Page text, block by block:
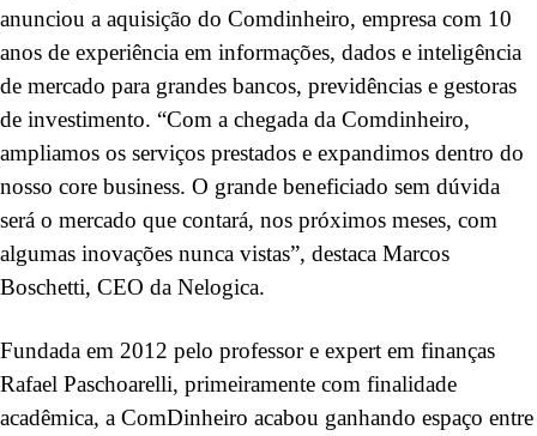
anunciou a aquisição do Comdinheiro, empresa com 10
anos de experiência em informações, dados e inteligência
de mercado para grandes bancos, previdências e gestoras
de investimento. “Com a chegada da Comdinheiro,
ampliamos os serviços prestados e expandimos dentro do
nosso core business. O grande beneficiado sem dúvida
será o mercado que contará, nos próximos meses, com
algumas inovações nunca vistas”, destaca Marcos
Boschetti, CEO da Nelogica.
Fundada em 2012 pelo professor e expert em finanças
Rafael Paschoarelli, primeiramente com finalidade
acadêmica, a ComDinheiro acabou ganhando espaço entre